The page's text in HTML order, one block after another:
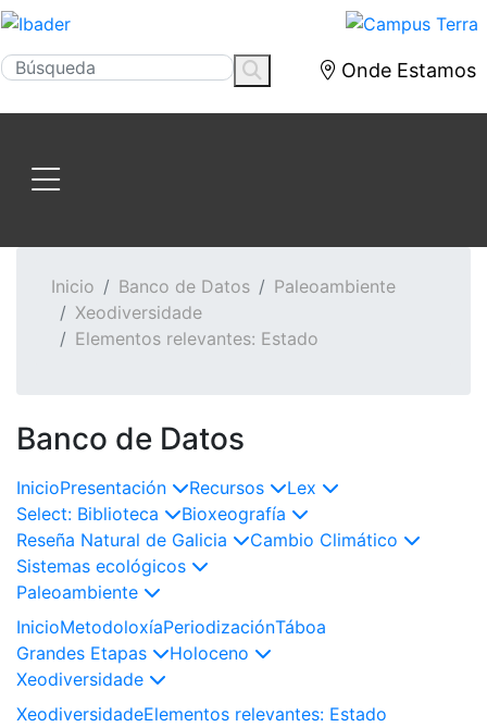
Onde Estamos
Inicio Banco de Datos
Paleoambiente
Xeodiversidade
Elementos relevantes: Estado
Banco de Datos
InicioPresentación Recursos
Lex
Select: Biblioteca
Bioxeografía
Reseña Natural de Galicia
Cambio Climático
Sistemas ecológicos
Paleoambiente
InicioMetodoloxíaPeriodizaciónTáboa
Grandes Etapas
Holoceno
Xeodiversidade
XeodiversidadeElementos relevantes: Estado